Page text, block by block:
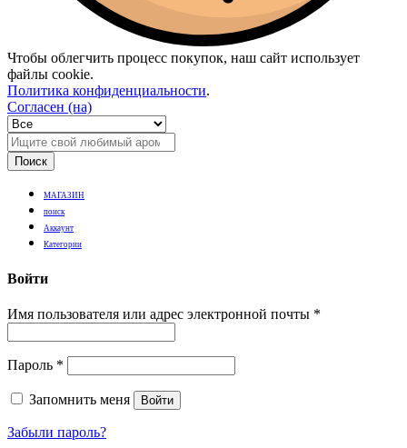
Чтобы облегчить процесс покупок, наш сайт использует
файлы cookie.
Политика конфиденциальности.
Согласен (на)
Поиск
МАГАЗИН
поиск
Аккаунт
Категории
Войти
Имя пользователя или адрес электронной почты *
Пароль *
Запомнить меня Войти
Забыли пароль?